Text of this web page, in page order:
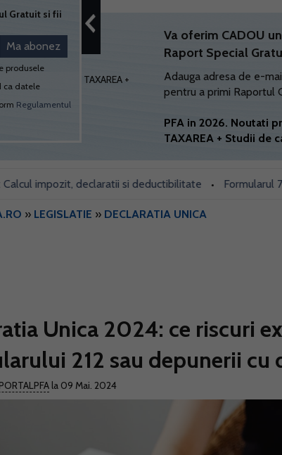
Va oferim CADOU un
Raport Special
Adauga adresa de e-
pentru a primi Raportul
PFA in 2026. Noutati
TAXAREA + Studii de
impozit, declaratii si deductibilitate • Formularul 700,
» LEGISLATIE » DECLARATIA UNICA
Unica 2024: ce riscuri
212 sau depunerii cu
la 09 Mai. 2024
Gratuit si fii
produsele
ca datele
Regulamentul